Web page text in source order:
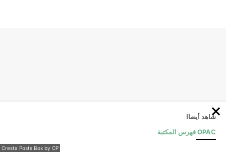
شاهد أيضاا
OPAC فهرس المكتبة
Cresta Posts Box by CP